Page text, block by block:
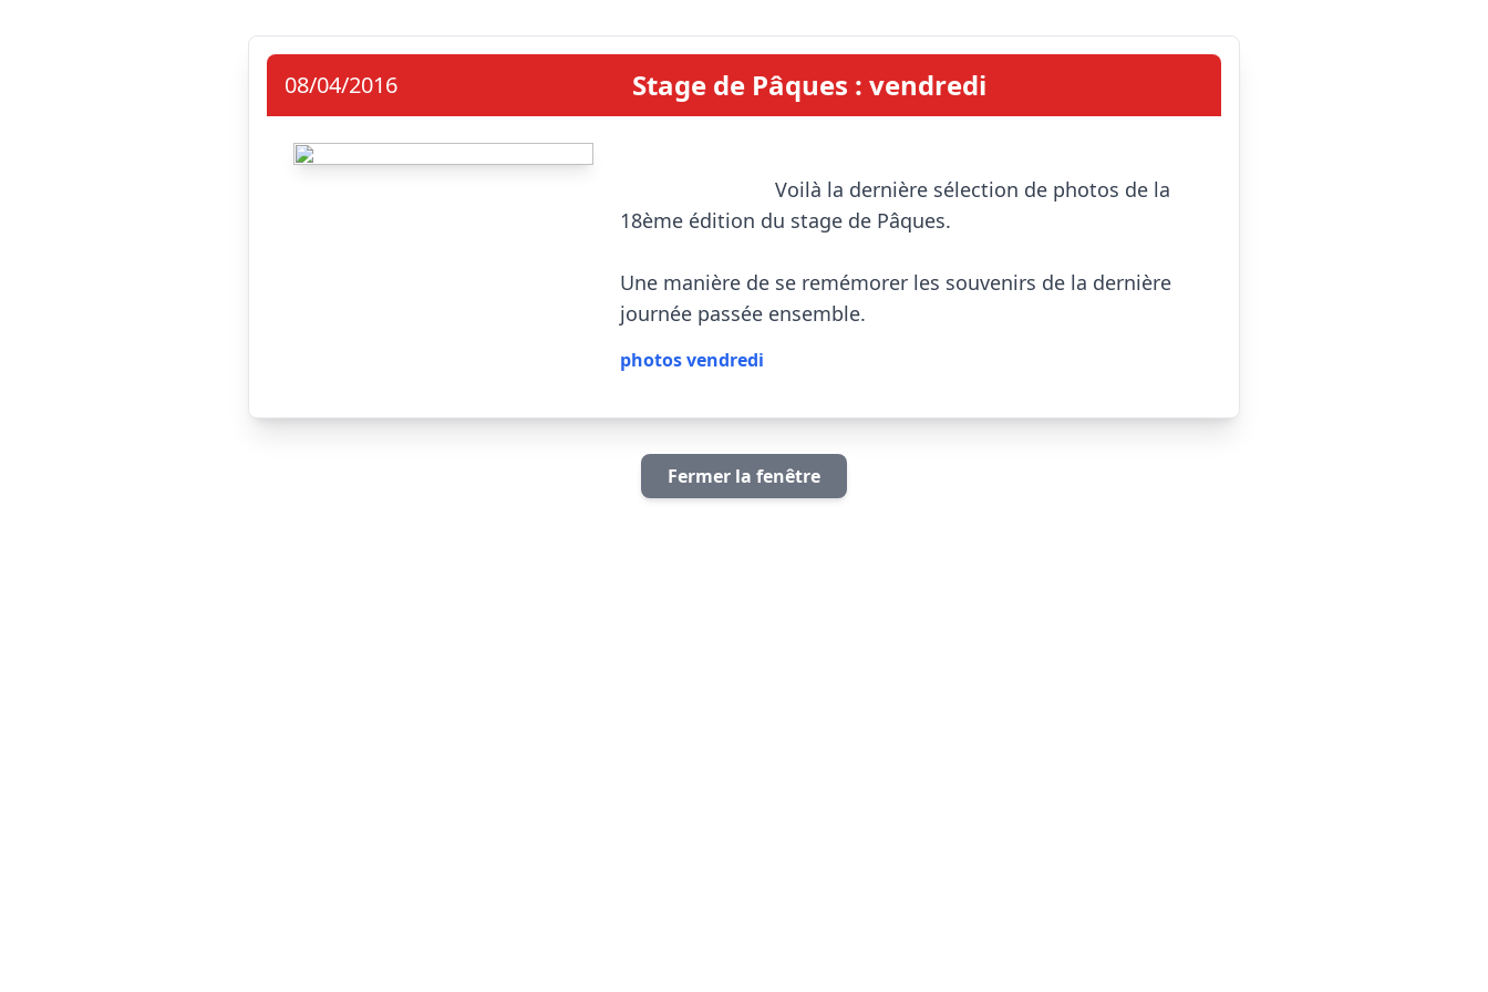
08/04/2016 Stage de Pâques : vendredi
                            Voilà la dernière sélection de photos de la
18ème édition du stage de Pâques.
Une manière de se remémorer les souvenirs de la dernière
journée passée ensemble.
photos vendredi
Fermer la fenêtre